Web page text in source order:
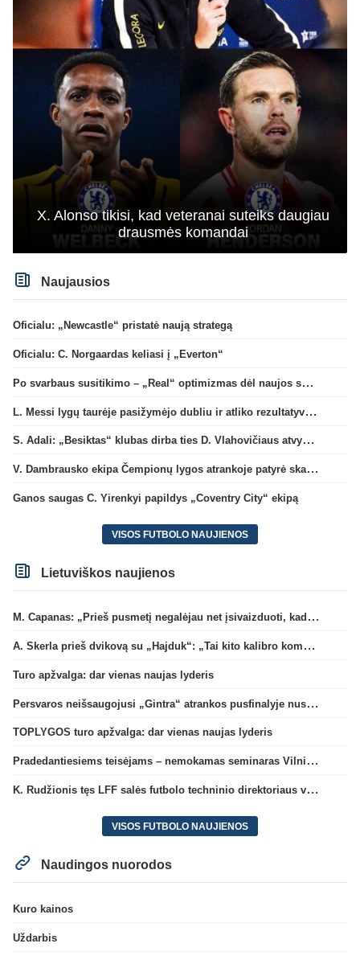
X. Alonso tikisi, kad veteranai suteiks daugiau
drausmės komandai
Naujausios
Oficialu: „Newcastle“ pristatė naują strategą
Oficialu: C. Norgaardas keliasi į „Everton“
Po svarbaus susitikimo – „Real“ optimizmas dėl naujos sutarties su Viniciumi
L. Messi lygų taurėje pasižymėjo dubliu ir atliko rezultatyvų perdavimą
S. Adali: „Besiktas“ klubas dirba ties D. Vlahovičiaus atvykimu“
V. Dambrausko ekipa Čempionų lygos atrankoje patyrė skaudžią nesėkmę
Ganos saugas C. Yirenkyi papildys „Coventry City“ ekipą
VISOS FUTBOLO NAUJIENOS
Lietuviškos naujienos
M. Capanas: „Prieš pusmetį negalėjau net įsivaizduoti, kad žaisime prieš „Hajduk“
A. Skerla prieš dvikovą su „Hajduk“: „Tai kito kalibro komanda“
Turo apžvalga: dar vienas naujas lyderis
Persvaros neišsaugojusi „Gintra“ atrankos pusfinalyje nusileido Škotijos čempionėms
TOPLYGOS turo apžvalga: dar vienas naujas lyderis
Pradedantiesiems teisėjams – nemokamas seminaras Vilniuje šį penktadienį
K. Rudžionis tęs LFF salės futbolo techninio direktoriaus veiklą
VISOS FUTBOLO NAUJIENOS
Naudingos nuorodos
Kuro kainos
Uždarbis